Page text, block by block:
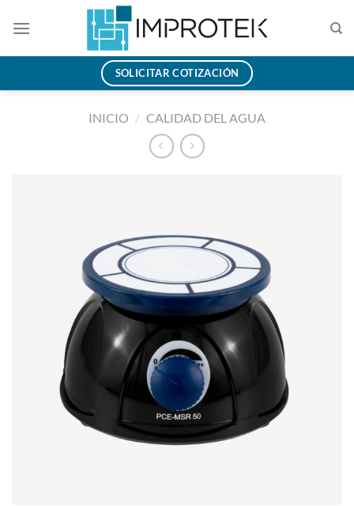
SOLICITAR COTIZACIÓN
INICIO / CALIDAD DEL AGUA